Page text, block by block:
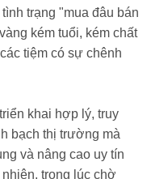
trạng "mua đâu bán
kém tuổi, kém chất
tiệm có sự chênh
khai hợp lý, truy
bạch thị trường mà
và nâng cao uy tín
trong lúc chờ